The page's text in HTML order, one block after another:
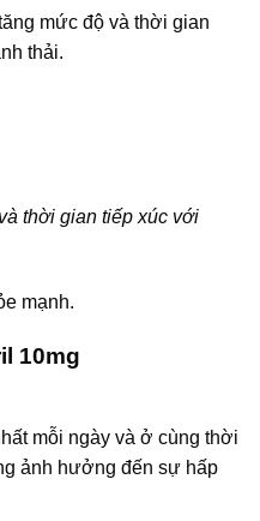
mức độ và thời gian
thải.
thời gian tiếp xúc với
mạnh.
10mg
mỗi ngày và ở cùng thời
ảnh hưởng đến sự hấp